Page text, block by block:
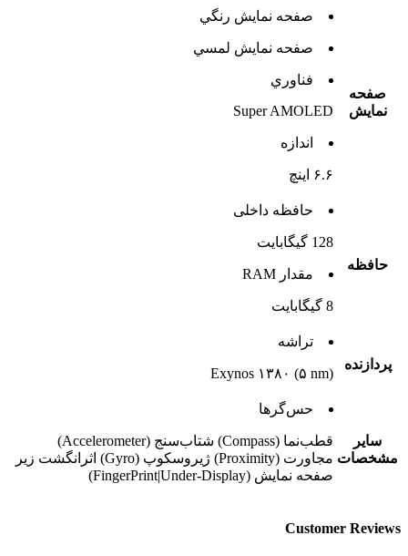
صفحه
نمايش
صفحه نمايش رنگي
صفحه نمايش لمسي
فناوري
Super AMOLED
اندازه
۶.۶ اینچ
حافظه
حافظه داخلی
128 گيگابايت
مقدار RAM
8 گیگابایت
پردازنده
تراشه
Exynos ۱۳۸۰ (۵ nm)
ساير
مشخصات
حس‌گرها
قطب‌نما (Compass) شتاب‌سنج (Accelerometer)
مجاورت (Proximity) ژیروسکوپ (Gyro) اثرانگشت زیر
صفحه نمایش (FingerPrint|Under-Display)
Customer Reviews